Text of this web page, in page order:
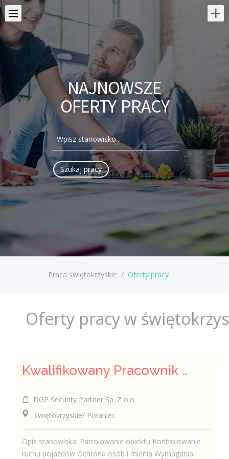
NAJNOWSZE
OFERTY PRACY
Praca świętokrzyskie / Oferty pracy
Oferty pracy w
Kwalifikowany Pracownik Ochrony z Pozwoleniem na Broń (K/M)
DGP Security Partner Sp. Z o.o.
świętokrzyskie/ Połaniec
Opis stanowiska: Patrolowanie obiektu Kontrolowanie
ruchu pojazdów Ochrona osób i mienia Wymagania: